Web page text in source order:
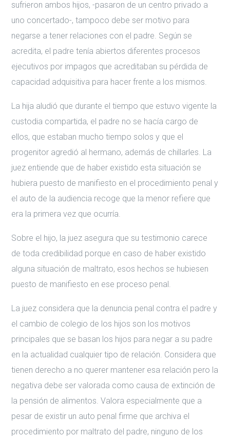
sufrieron ambos hijos, -pasaron de un centro privado a
uno concertado-, tampoco debe ser motivo para
negarse a tener relaciones con el padre. Según se
acredita, el padre tenía abiertos diferentes procesos
ejecutivos por impagos que acreditaban su pérdida de
capacidad adquisitiva para hacer frente a los mismos.
La hija aludió que durante el tiempo que estuvo vigente la
custodia compartida, el padre no se hacía cargo de
ellos, que estaban mucho tiempo solos y que el
progenitor agredió al hermano, además de chillarles. La
juez entiende que de haber existido esta situación se
hubiera puesto de manifiesto en el procedimiento penal y
el auto de la audiencia recoge que la menor refiere que
era la primera vez que ocurría.
Sobre el hijo, la juez asegura que su testimonio carece
de toda credibilidad porque en caso de haber existido
alguna situación de maltrato, esos hechos se hubiesen
puesto de manifiesto en ese proceso penal.
La juez considera que la denuncia penal contra el padre y
el cambio de colegio de los hijos son los motivos
principales que se basan los hijos para negar a su padre
en la actualidad cualquier tipo de relación. Considera que
tienen derecho a no querer mantener esa relación pero la
negativa debe ser valorada como causa de extinción de
la pensión de alimentos. Valora especialmente que a
pesar de existir un auto penal firme que archiva el
procedimiento por maltrato del padre, ninguno de los